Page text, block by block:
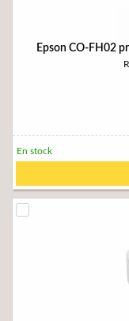
Epson CO-FH02
En stock